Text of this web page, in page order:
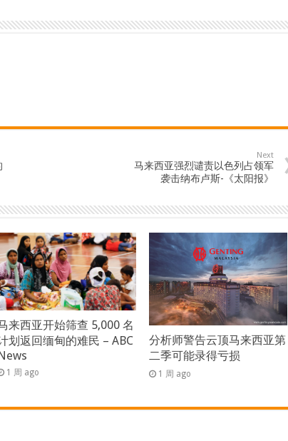
Next
马来西亚强烈谴责以色列占领军
袭击纳布卢斯-《太阳报》
来西亚开始筛查 5,000 名
划返回缅甸的难民 – ABC
News
1 周 ago
分析师警告云顶马来西亚第
二季可能录得亏损
1 周 ago